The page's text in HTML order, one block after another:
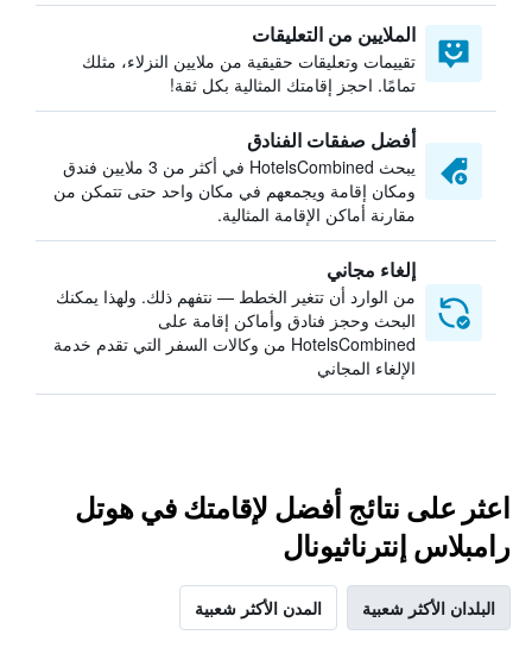
الملايين من التعليقات
تقييمات وتعليقات حقيقية من ملايين النزلاء، مثلك
تمامًا. احجز إقامتك المثالية بكل ثقة!
أفضل صفقات الفنادق
يبحث HotelsCombined في أكثر من 3 ملايين فندق
ومكان إقامة ويجمعهم في مكان واحد حتى تتمكن من
مقارنة أماكن الإقامة المثالية.
إلغاء مجاني
من الوارد أن تتغير الخطط — نتفهم ذلك. ولهذا يمكنك
البحث وحجز فنادق وأماكن إقامة على
HotelsCombined من وكالات السفر التي تقدم خدمة
الإلغاء المجاني
اعثر على نتائج أفضل لإقامتك في هوتل
رامبلاس إنترناثيونال
البلدان الأكثر شعبية المدن الأكثر شعبية